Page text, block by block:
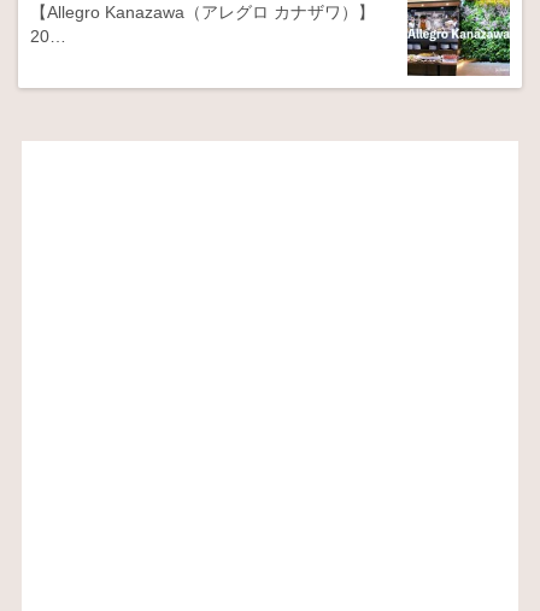
【Allegro Kanazawa（アレグロ カナザワ）】
20…